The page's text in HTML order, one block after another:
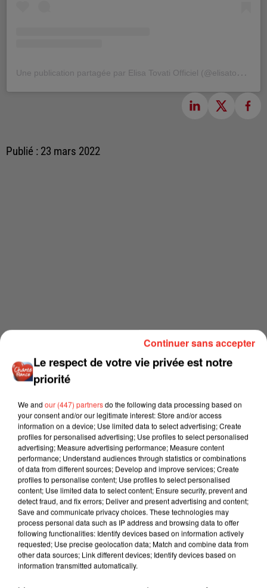
U
ne publication partagée par Elisa Tovati Officiel (@elisatovati)
Publié : 23 mars 2022
Le respect de votre vie privée est notre
priorité
We and our (447) partnersdo the following data processing based on
your consent and/or our legitimate interest: Store and/or access
information on a device; Use limited data to select advertising; Create
profiles for personalised advertising; Use profiles to select personalised
advertising; Measure advertising performance; Measure content
performance; Understand audiences through statistics or combinations
of data from different sources; Develop and improve services; Create
profiles to personalise content; Use profiles to select personalised
content; Use limited data to select content; Ensure security, prevent and
detect fraud, and fix errors; Deliver and present advertising and content;
Save and communicate privacy choices. These technologies may
process personal data such as IP address and browsing data to offer
following functionalities: Identify devices based on information actively
requested; Use precise geolocation data; Match and combine data from
other data sources; Link different devices; Identify devices based on
information transmitted automatically.
Continuer sans accepter